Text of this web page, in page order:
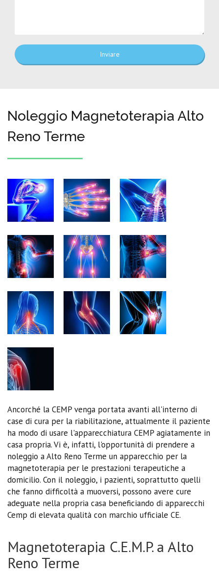
Inviare
Noleggio Magnetoterapia Alto
Reno Terme
Ancorché la CEMP venga portata avanti all'interno di
case di cura per la riabilitazione, attualmente il paziente
ha modo di usare l'apparecchiatura CEMP agiatamente in
casa propria. Vi è, infatti, l'opportunità di prendere a
noleggio a Alto Reno Terme un apparecchio per la
magnetoterapia per le prestazioni terapeutiche a
domicilio. Con il noleggio, i pazienti, soprattutto quelli
che fanno difficoltà a muoversi, possono avere cure
adeguate nella propria casa beneficiando di apparecchi
Cemp di elevata qualità con marchio ufficiale CE.
Magnetoterapia C.E.M.P. a Alto
Reno Terme